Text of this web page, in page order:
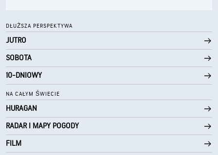
DŁUŻSZA PERSPEKTYWA
JUTRO
SOBOTA
10-DNIOWY
NA CAŁYM ŚWIECIE
HURAGAN
RADAR I MAPY POGODY
FILM